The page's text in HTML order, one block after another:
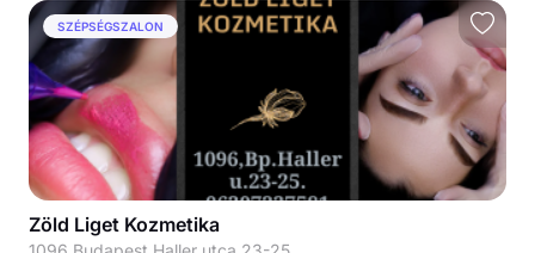
SZÉPSÉGSZALON
Zöld Liget Kozmetika